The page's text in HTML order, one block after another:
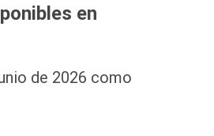
en
de 2026 como